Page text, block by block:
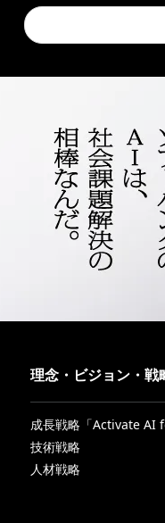
Conduct
a
search
理念・ビジョン・戦
成長戦略「Activate AI
技術戦略
人材戦略